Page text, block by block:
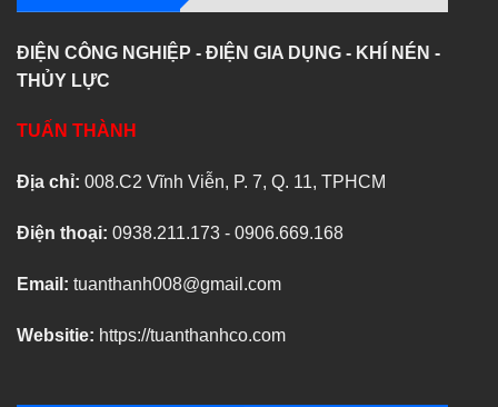
ĐIỆN CÔNG NGHIỆP - ĐIỆN GIA DỤNG - KHÍ NÉN -
THỦY LỰC
TUẤN THÀNH
Địa chỉ: 008.C2 Vĩnh Viễn, P. 7, Q. 11, TPHCM
Điện thoại: 0938.211.173 - 0906.669.168
Email: tuanthanh008@gmail.com
Websitie: https://tuanthanhco.com